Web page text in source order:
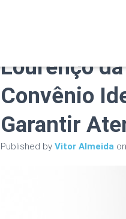
Plano de
Lourenço
Convênio
Garantir
Published by Vitor Almeida on